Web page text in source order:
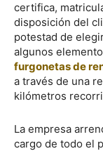
certifica,
disposición del
potestad de
algunos
furgonetas de
a través de una
kilómetros
La empresa
cargo de todo el